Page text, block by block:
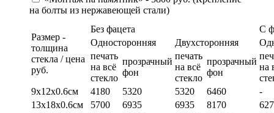
на болты из нержавеющей стали)
Размер -
толщина
стекла / цена
руб.
Без фацета
С
Односторонняя
Двухсторонняя
печать
на всё
стекло
прозрачный
фон
печать
на всё
стекло
прозрачный
фон
на
9х12х0.6см
4180 5320 5320 6460
-
13х18х0.6см
5700 6935 6935 8170